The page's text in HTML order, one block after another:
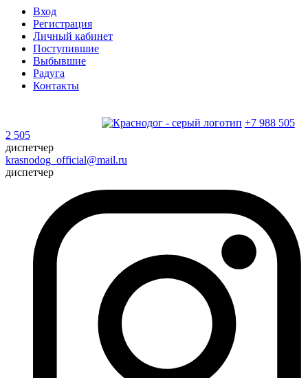
Вход
Регистрация
Личный кабинет
Поступившие
Выбывшие
Радуга
Контакты
+7 988 505
2 505
диспетчер
krasnodog_official@mail.ru
диспетчер